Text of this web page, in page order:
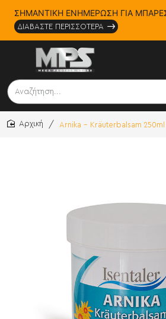
ΣΗΜΑΝΤΙΚΗ ΕΝΗΜΕΡΩΣΗ ΓΙΑ
ΔΙΑΒΑΣΤΕ ΠΕΡΙΣΣΟΤΕΡΑ
Αναζήτηση...
Arnika - Kräuterbalsam